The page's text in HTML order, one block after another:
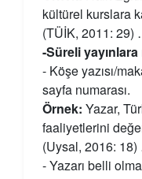
kültürel kurslara
(TÜİK, 2011: 29)
-Süreli
- Köşe yazısı/
sayfa numarası.
Örnek: Yazar,
faaliyetlerini
(Uysal, 2016:
- Yazarı belli